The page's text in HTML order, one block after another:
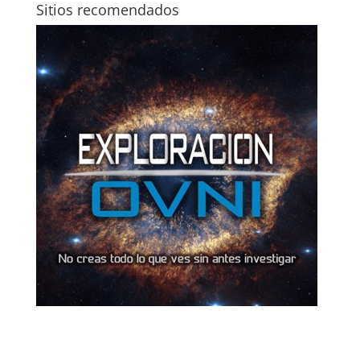
Sitios recomendados